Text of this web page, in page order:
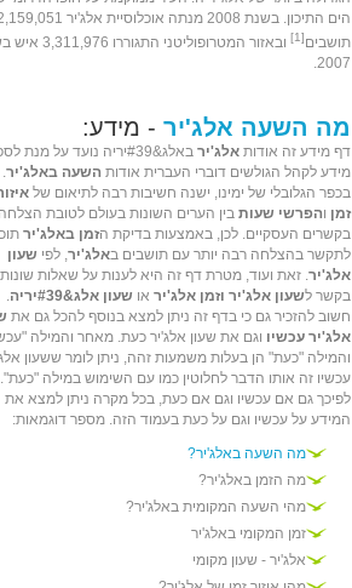
הים התיכון. בשנת 2008
מנתה אוכלוסיית אלג'יר
תושבים[1]
ובאזור המטרופוליטני התגוררו 3,311,976 איש בשנת
2007
.
מה השעה אלג'יר - מידע:
דף מידע זה אודות אלג'יר
באלג&#39יריה נועד על מנת
מידע לקהל הגולשים דוברי העברית אודות השעה באלג'יר.
בכפר הגלובלי של ימינו, ישנה חשיבות רבה לתיאום של
זמן והפרשי שעות בין הערים השונות בעולם לטובת
בקשרים העסקיים. לכן, באמצעות בדיקת הזמן באלג'יר
לתקשר בהצלחה רבה יותר עם תושבים באלג'יר, לפי שעון
אלג'יר. זאת ועוד, מטרת דף זה היא לענות על שאלות שונות
בקשר לשעון אלג'יר וזמן אלג'יר או שעון אלג&#39יריה
.
חשוב להזכיר גם כי בדף זה ניתן למצא בנוסף להכל גם את
אלג'יר עכשיו וגם את שעון אלג'יר כעת. מאחר והמילה
והמילה "כעת" הן בעלות משמעות זהה, ניתן לומר ששעון
עכשיו זה אותו הדבר לחלוטין כמו עם השימוש במילה "כעת".
לפיכך גם אם עכשיו וגם אם כעת, בכל מקרה ניתן למצא את
המידע על עכשיו וגם על כעת בעמוד הזה. מספר דוגמאות:
מה השעה באלג'יר?
מה הזמן באלג'יר?
מהי השעה המקומית באלג'יר?
זמן המקומי באלג'יר
אלג'יר - שעון מקומי